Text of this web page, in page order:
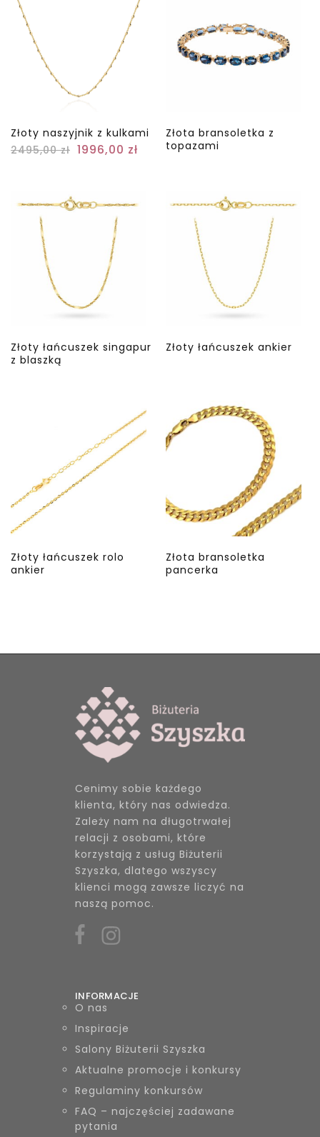
Złoty naszyjnik z kulkami
2495,00zł 1996,00 zł
Złota bransoletka z
topazami
Złoty łańcuszek singapur
z blaszką
Złoty łańcuszek ankier
Złoty łańcuszek rolo
ankier
Złota bransoletka
pancerka
Cenimy sobie każdego
klienta, który nas odwiedza.
Zależy nam na długotrwałej
relacji z osobami, które
korzystają z usług Biżuterii
Szyszka, dlatego wszyscy
klienci mogą zawsze liczyć na
naszą pomoc.
INFORMACJE
O nas
Inspiracje
Salony Biżuterii Szyszka
Aktualne promocje i konkursy
Regulaminy konkursów
FAQ – najczęściej zadawane
pytania